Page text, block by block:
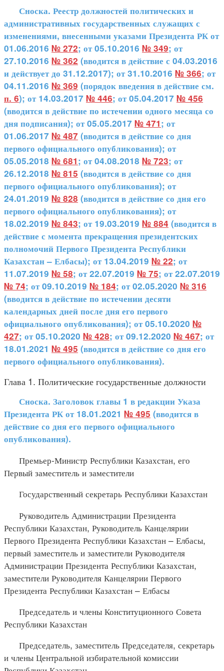
Сноска. Реестр должностей политических и
административных государственных служащих с
изменениями, внесенными указами Президента РК от
01.06.2016 № 272; от 05.10.2016 № 349; от
27.10.2016 № 362 (вводится в действие с 04.03.2016
и действует до 31.12.2017); от 31.10.2016 № 366; от
04.11.2016 № 369 (порядок введения в действие см.
п. 6); от 14.03.2017 № 446; от 05.04.2017 № 456
(вводится в действие по истечении одного месяца со
дня подписания); от 05.05.2017 № 471; от
01.06.2017 № 487 (вводится в действие со дня
первого официального опубликования); от
05.05.2018 № 681; от 04.08.2018 № 723; от
26.12.2018 № 815 (вводится в действие со дня
первого официального опубликования); от
24.01.2019 № 828 (вводится в действие со дня его
первого официального опубликования); от
18.02.2019 № 843; от 19.03.2019 № 884 (вводится в
действие с момента прекращения президентских
полномочий Первого Президента Республики
Казахстан – Елбасы); от 13.04.2019 № 22; от
11.07.2019 № 58; от 22.07.2019 № 75; от 22.07.2019
№ 74; от 09.10.2019 № 184; от 02.05.2020 № 316
(вводится в действие по истечении десяти
календарных дней после дня его первого
официального опубликования); от 05.10.2020 №
427; от 05.10.2020 № 428; от 09.12.2020 № 467; от
18.01.2021 № 495 (вводится в действие со дня его
первого официального опубликования).
Глава 1. Политические государственные должности
Сноска. Заголовок главы 1 в редакции Указа
Президента РК от 18.01.2021 № 495 (вводится в
действие со дня его первого официального
опубликования).
Премьер-Министр Республики Казахстан, его
Первый заместитель и заместители
Государственный секретарь Республики Казахстан
Руководитель Администрации Президента
Республики Казахстан, Руководитель Канцелярии
Первого Президента Республики Казахстан – Елбасы,
первый заместитель и заместители Руководителя
Администрации Президента Республики Казахстан,
заместители Руководителя Канцелярии Первого
Президента Республики Казахстан – Елбасы
Председатель и члены Конституционного Совета
Республики Казахстан
Председатель, заместитель Председателя, секретарь
и члены Центральной избирательной комиссии